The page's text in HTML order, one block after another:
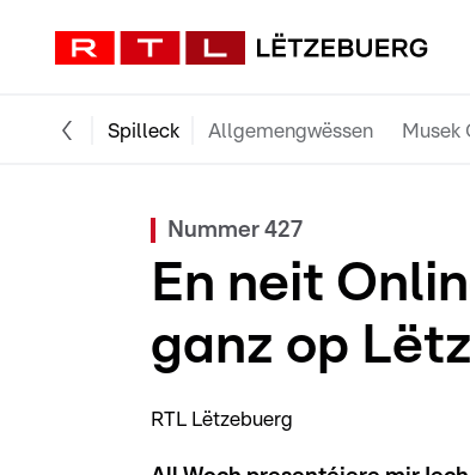
Spilleck Allgemengwëssen Musek
Nummer 427
En neit
ganz op
RTL Lëtzebuerg